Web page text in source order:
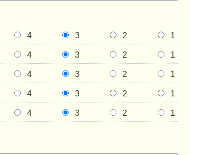
4 3 2 1
4 3 2 1
4 3 2 1
4 3 2 1
4 3 2 1